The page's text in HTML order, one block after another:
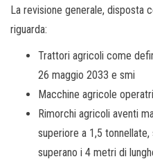
La revisione generale, disposta
riguarda:
Trattori agricoli come
26 maggio 2033 e smi
Macchine agricole
Rimorchi agricoli aventi
superiore a 1,5 tonnellate,
superano i 4 metri di